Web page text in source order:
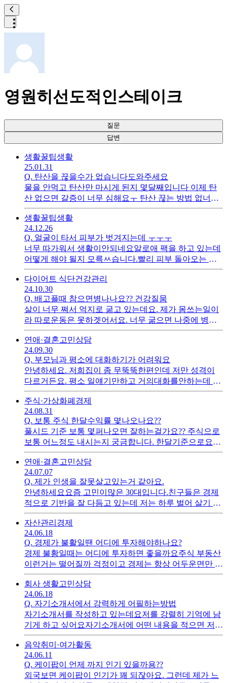
영원히선도적인스테이크
질문
답변
생활꿀팁생활
25.01.31
Q. 탄산을 끊을수가 없습니다도와주세요
물을 안먹고 탄산만 마시게 된지 몇달째입니다 이제 탄
산 없으면 갈증이 너무 심해요ㅜ 탄산 끊는 방법 없너요
궁금합니다.. 건강 걱정이 되네요
생활꿀팁생활
24.12.26
Q. 얼굴이 타서 피부가 벗겨지는데 ㅜㅜㅜ
너무 따가워서 생활이안되네요알로애 팩을 하고 있는데
어떻게 해야 될지 모륵ㅆ습니다.빨리 피부 돌아오는 법
없을까요?????
다이어트 식단건강관리
24.10.30
Q. 배고플때 참으면병나나요?? 건강질뭄
살이 너무 쪄서 억지로 굶고 있는데요. 제가 몸쓰는일이
라 따로운동은 못하겟어서요. 너무 굶으면 나중에 병으
로 찾아올까 겁나네요 ㅜ 병날까요
연애·결혼고민상담
24.09.30
Q. 부모님과 평소에 대화하기가 어려워요
안녕하세요. 저희집이 좀 무뚝뚝한편인데 저만 성격이
다르거든요. 평소 일얘기만하고 거의대화를안하는데 성
인이되니 더 대화를 안하게 되더라구요.. 좀 어색하다헤
야하나.. 다들 이러면 어떻게하시나요? 가족관계 개선법
이 궁금해요
주식·가상화폐 경제
24.08.31
Q. 보통 주식 한달수익률 몇나오나요??
풀시드 기준 보통 몇퍼나오면 잘하는걸가요?? 주식으로
보통 어느정도 내시는지 궁금합니다. 한달기준으로요!!
솔직하게요 ㅎㄹ
연애·결혼고민상담
24.07.07
Q. 제가 인생을 잘못살고있는거 같아요.
안녕하세요요즘 고민이많은 30대입니다.친구들은 경제
적으로 기반을 잘 다듬고 있는데 저는 하루 벌어 살기 바
쁘고 기술도 없는거 같아 많이 속상합니다. 열심히 안살
고 잘 못살고 있는거 같아요. 잘 사는 인생이란 무엇일까
요 의견주시면 감사합니다
자산관리 경제
24.06.18
Q. 경제가 불활일땐 어디에 투자해야하나요?
경제 불황일때는 어디에 투자하면 좋을까요주식 부동산
이런거는 떨어질까 걱정이고 경제는 항상 어두운면만 보
여서 안전한 투자를 하고 싶어요경제불황기에 투자할만
한곳 장점단점좀 ㅅ설명 부탁드립니다
회사 생활고민상담
24.06.18
Q. 자기소개서에서 강력하게 어필하는방법
자기소개서를 작성하고 있는데요저를 강렬히 기억에 남
기게 하고 싶어요자기소개서에 어떤 내용을 적으면 저를
기억할지 알려주시면 감사드려요저에겐 중요한 회사 면
접이라 꼭 붙어야 하거든요자기소개서 꿀팁좀요 ㅠㅠ!
음악취미·여가활동
24.06.11
Q. 케이팝이 언제 까지 인기 있을까용??
외국보면 케이팝이 인기가 꽤 되잖아요. 그런데 제가 느